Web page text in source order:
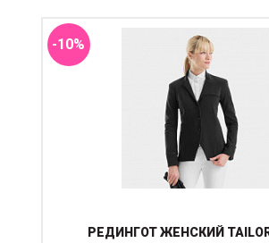
-10%
РЕДИНГОТ ЖЕНСКИЙ